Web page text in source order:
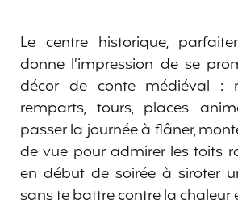
Le centre historique,
donne l’impression de se
décor de conte médiéval :
remparts, tours, places
passer la journée à flâner,
de vue pour admirer les toits
en début de soirée à siroter
sans te battre contre la chaleur